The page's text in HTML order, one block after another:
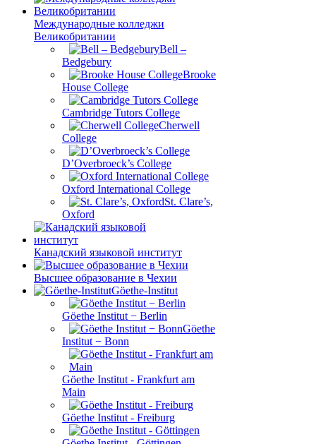
Международные колледжи
Великобритании
Bell –
Bedgebury
Brooke
House College
Cambridge Tutors College
Cherwell
College
D’Overbroeck’s College
Oxford International College
St. Clare’s,
Oxford
Канадский языковой институт
Высшее образование в Чехии
Göethe-Institut
Göethe Institut − Berlin
Göethe
Institut − Bonn
Göethe Institut - Frankfurt am
Main
Göethe Institut - Freiburg